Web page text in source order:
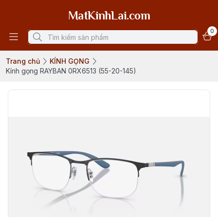
MatKinhLai.com
0
Trang chủ
KÍNH GỌNG
Kính gọng RAYBAN 0RX6513 (55-20-145)